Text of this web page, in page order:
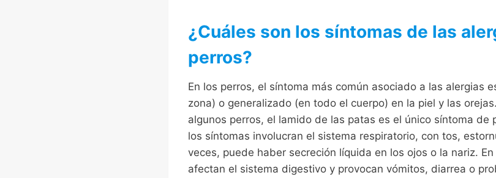
¿Cuáles son los síntomas de las
perros?
En los perros, el síntoma más común asociado a las alergias
zona) o generalizado (en todo el cuerpo) en la piel y las
algunos perros, el lamido de las patas es el único síntoma de
los síntomas involucran el sistema respiratorio, con tos,
veces, puede haber secreción líquida en los ojos o la nariz.
afectan el sistema digestivo y provocan vómitos, diarrea o